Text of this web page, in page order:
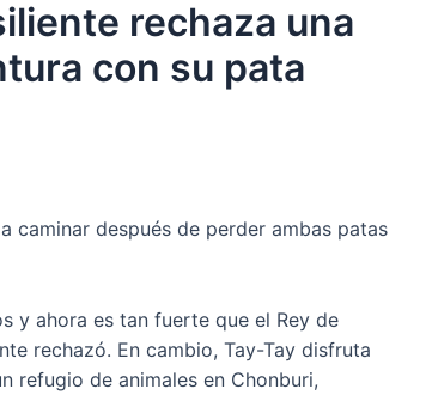
rechaza una
con su pata
caminar después de perder ambas patas
y ahora es tan fuerte que el Rey de
rechazó. En cambio, Tay-Tay disfruta
refugio de animales en Chonburi,